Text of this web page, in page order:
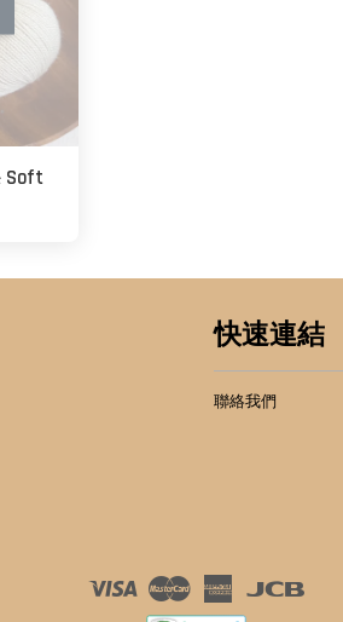
Soft
快速連結
聯絡我們
Visa Master
American